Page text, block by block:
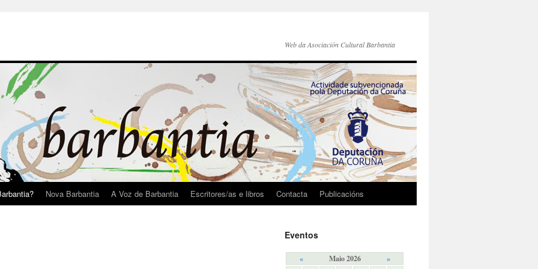
Web da Asociación Cultural Barbantia
Nova Barbantia A Voz de Barbantia Escritores/as e libros Contacta Publicacións
Eventos
« Maio 2026 »